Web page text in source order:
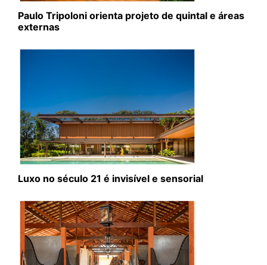
Paulo Tripoloni orienta projeto de quintal e áreas
externas
Luxo no século 21 é invisível e sensorial